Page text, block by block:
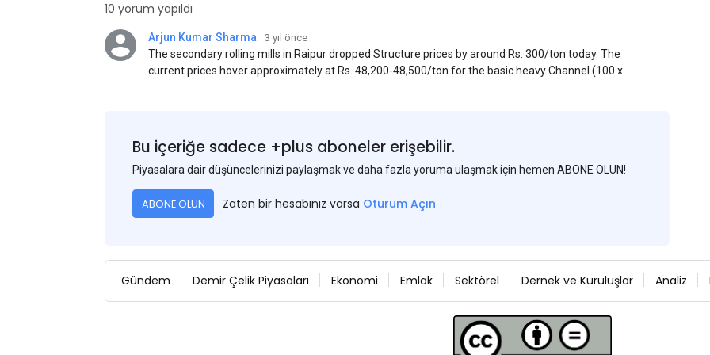
10 yorum yapıldı
Arjun Kumar Sharma 3 yıl önce
The secondary rolling mills in Raipur dropped Structure prices by around Rs. 300/ton today. The
current prices hover approximately at Rs. 48,200-48,500/ton for the basic heavy Channel (100 x
Bu içeriğe sadece +plus aboneler erişebilir.
Piyasalara dair düşüncelerinizi paylaşmak ve daha fazla yoruma ulaşmak için hemen ABONE OLUN!
ABONE OLUN Zaten bir hesabınız varsa Oturum Açın
Gündem Demir Çelik Piyasaları Ekonomi Emlak Sektörel Dernek ve Kuruluşlar Analiz